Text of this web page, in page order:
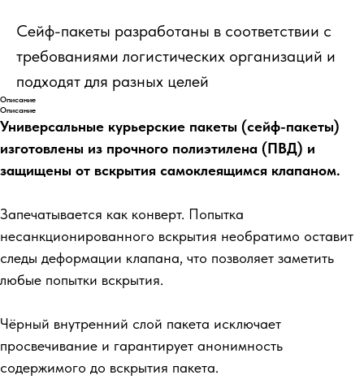
Сейф-пакеты разработаны в соответствии с
требованиями логистических организаций и
подходят для разных целей
Описание
Описание
Универсальные курьерские пакеты (сейф-пакеты)
изготовлены из прочного полиэтилена (ПВД) и
защищены от вскрытия самоклеящимся клапаном.
Запечатывается как конверт. Попытка
несанкционированного вскрытия необратимо оставит
следы деформации клапана, что позволяет заметить
любые попытки вскрытия.
Чёрный внутренний слой пакета исключает
просвечивание и гарантирует анонимность
содержимого до вскрытия пакета.